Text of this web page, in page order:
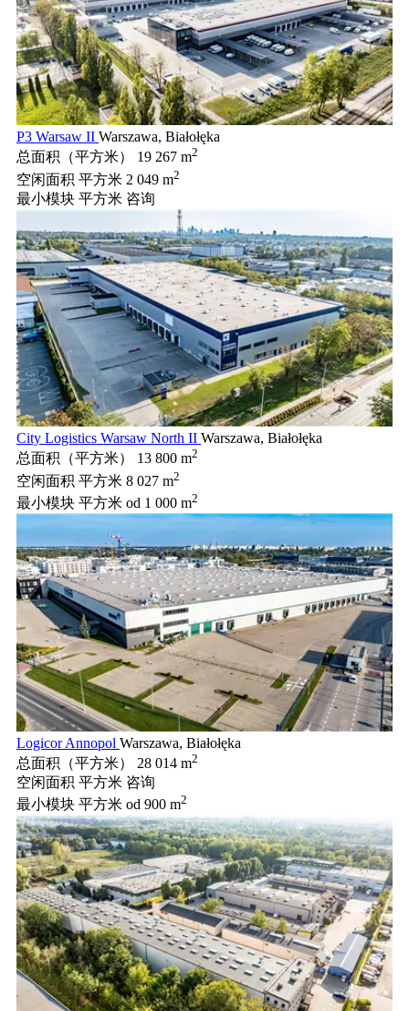
P3 Warsaw II Warszawa, Białołęka
总面积（平方米）
19 267 m2
空闲面积 平方米 2 049 m2
最小模块 平方米 咨询
City Logistics Warsaw North II Warszawa, Białołęka
总面积（平方米）
13 800 m2
空闲面积 平方米 8 027 m2
最小模块 平方米 od 1 000 m2
Logicor Annopol Warszawa, Białołęka
总面积（平方米）
28 014 m2
空闲面积 平方米 咨询
最小模块 平方米 od 900 m2